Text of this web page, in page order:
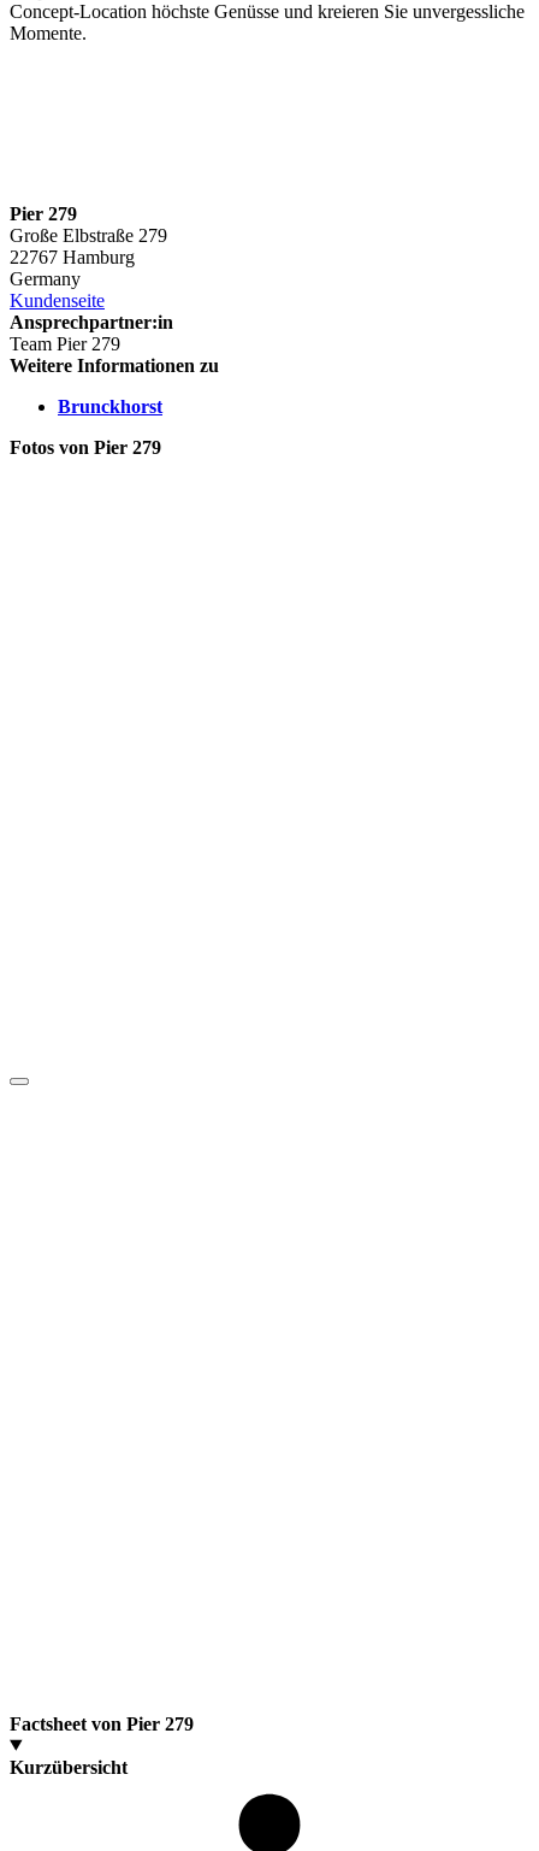
Concept-Location höchste Genüsse und kreieren Sie unvergessliche
Momente.
Pier 279
Große Elbstraße 279
22767 Hamburg
Germany
Kundenseite
Ansprechpartner:in
Team Pier 279
Weitere Informationen zu
Brunckhorst
Fotos von Pier 279
Factsheet von Pier 279
Kurzübersicht